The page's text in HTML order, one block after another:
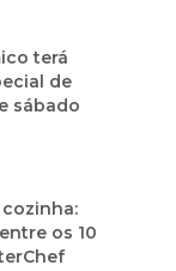
terá
de
sábado
os 10